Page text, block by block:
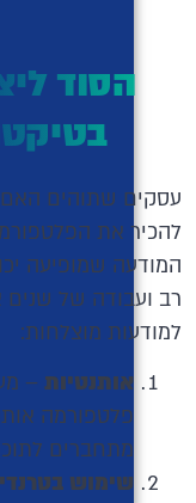
הסוד
עסקים שתוהים האם
להכיר את
המודעה שמופיעה
רב ועבודה של
למודעות מוצלחות:
אותנטיות –
פלטפורמה
מתחברים
שימוש